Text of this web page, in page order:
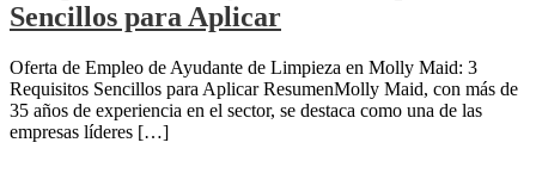
Sencillos para Aplicar
Oferta de Empleo de Ayudante de Limpieza en Molly Maid: 3
Requisitos Sencillos para Aplicar ResumenMolly Maid, con más de
35 años de experiencia en el sector, se destaca como una de las
empresas líderes […]